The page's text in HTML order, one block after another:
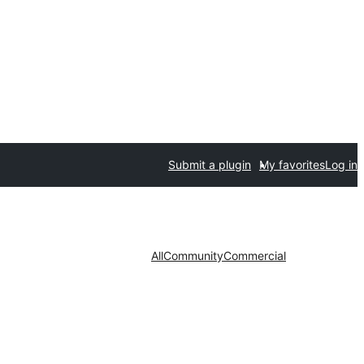
Submit a plugin My favoritesLog in
AllCommunityCommercial